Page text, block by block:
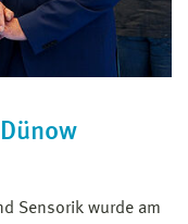
Sensorik wurde am